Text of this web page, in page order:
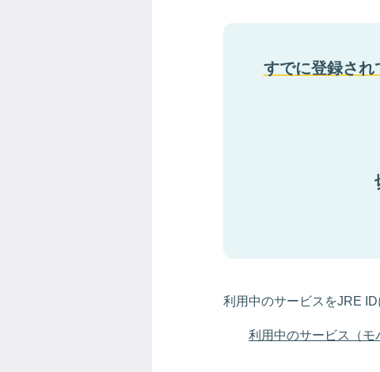
すでに登録され
利用中のサービスをJRE
利用中のサービス（